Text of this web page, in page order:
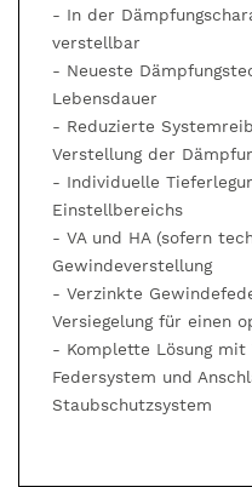
- In der
verstellbar
- Neueste
Lebensdauer
- Reduzierte
Verstellung der
- Individuelle
Einstellbereichs
- VA und HA (sofern
Gewindeverstellung
- Verzinkte
Versiegelung für einen
- Komplette Lösung
Federsystem und
Staubschutzsystem